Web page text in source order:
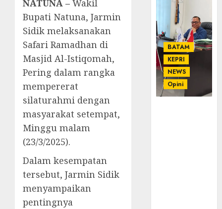
NATUNA – Wakil
Bupati Natuna, Jarmin
Sidik melaksanakan
Safari Ramadhan di
Masjid Al-Istiqomah,
Pering dalam rangka
mempererat
silaturahmi dengan
masyarakat setempat,
Minggu malam
(23/3/2025).
Dalam kesempatan
tersebut, Jarmin Sidik
menyampaikan
pentingnya
BATAM
KEPRI
NEWS
Opini